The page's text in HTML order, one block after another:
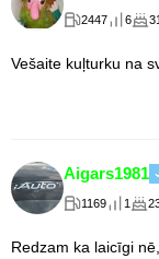
2447 6
Vešaite kuļturku na
Aigars1981
1169 1
Redzam ka laicīgi